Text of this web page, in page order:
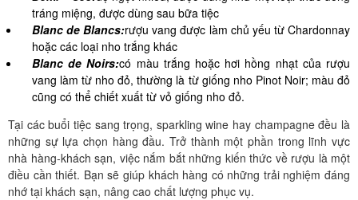
tráng miệng, được dùng sau bữa tiệc
Blanc de Blancs:rượu vang được làm chủ yếu từ Chardonnay
hoặc các loại nho trắng khác
Blanc de Noirs:có màu trắng hoặc hơi hồng nhạt của rượu
vang làm từ nho đỏ, thường là từ giống nho Pinot Noir; màu đỏ
cũng có thể chiết xuất từ vỏ giống nho đỏ.
Tại các buổi tiệc sang trọng, sparkling wine hay champagne đều là
những sự lựa chọn hàng đầu. Trở thành một phần trong lĩnh vực
nhà hàng-khách sạn, việc nắm bắt những kiến thức về rượu là một
điều cần thiết. Bạn sẽ giúp khách hàng có những trải nghiệm đáng
nhớ tại khách sạn, nâng cao chất lượng phục vụ.